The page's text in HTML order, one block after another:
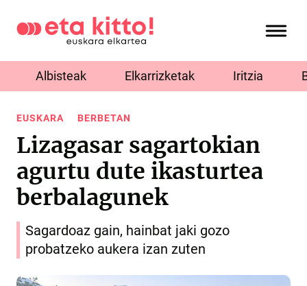
Albisteak Elkarrizketak Iritzia
EUSKARA BERBETAN
Lizagasar sagartokian
agurtu dute ikasturtea
berbalagunek
Sagardoaz gain, hainbat jaki gozo
probatzeko aukera izan zuten